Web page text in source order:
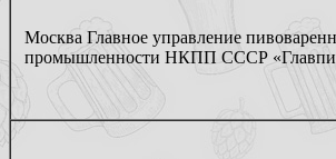
Москва Главное управление
промышленности НКПП СССР